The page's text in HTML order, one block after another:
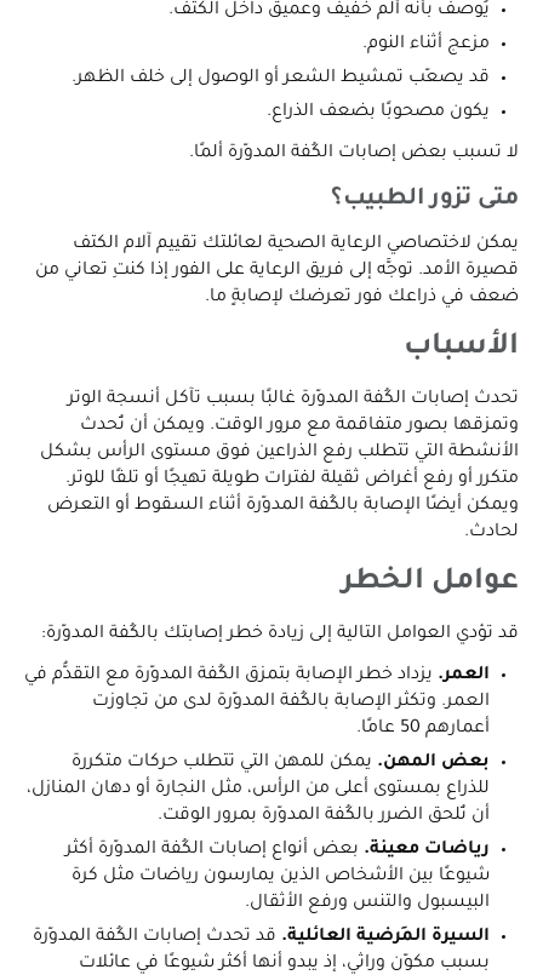
يُوصف بأنه ألم خفيف وعميق داخل الكتف.
مزعج أثناء النوم.
قد يصعّب تمشيط الشعر أو الوصول إلى خلف الظهر.
يكون مصحوبًا بضعف الذراع.
لا تسبب بعض إصابات الكُفة المدوّرة ألمًا.
متى تزور الطبيب؟
يمكن لاختصاصي الرعاية الصحية لعائلتك تقييم آلام الكتف
قصيرة الأمد. توجَّه إلى فريق الرعاية على الفور إذا كنتِ تعاني من
ضعف في ذراعك فور تعرضك لإصابةٍ ما.
الأسباب
تحدث إصابات الكُفة المدوّرة غالبًا بسبب تآكل أنسجة الوتر
وتمزقها بصور متفاقمة مع مرور الوقت. ويمكن أن تُحدث
الأنشطة التي تتطلب رفع الذراعين فوق مستوى الرأس بشكل
متكرر أو رفع أغراض ثقيلة لفترات طويلة تهيجًا أو تلفًا للوتر.
ويمكن أيضًا الإصابة بالكُفة المدوّرة أثناء السقوط أو التعرض
لحادث.
عوامل الخطر
قد تؤدي العوامل التالية إلى زيادة خطر إصابتك بالكُفة المدوّرة:
العمر. يزداد خطر الإصابة بتمزق الكُفة المدوّرة مع التقدُّم في
العمر. وتكثر الإصابة بالكُفة المدوّرة لدى من تجاوزت
أعمارهم 50 عامًا.
بعض المهن. يمكن للمهن التي تتطلب حركات متكررة
للذراع بمستوى أعلى من الرأس، مثل النجارة أو دهان المنازل،
أن تُلحق الضرر بالكُفة المدوّرة بمرور الوقت.
رياضات معينة. بعض أنواع إصابات الكُفة المدوّرة أكثر
شيوعًا بين الأشخاص الذين يمارسون رياضات مثل كرة
البيسبول والتنس ورفع الأثقال.
السيرة المَرضية العائلية. قد تحدث إصابات الكُفة المدوّرة
بسبب مكوّن وراثي، إذ يبدو أنها أكثر شيوعًا في عائلات